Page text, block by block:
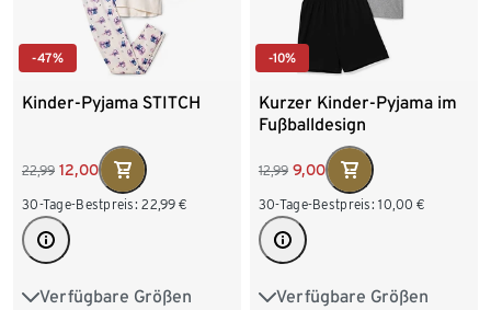
-47%
Kinder-Pyjama STITCH
22,99 12,00
30-Tage-Bestpreis: 22,99 €
Verfügbare Größen
122/128 134/140
-10%
Kurzer Kinder-Pyjama im
Fußballdesign
12,99 9,00
30-Tage-Bestpreis: 10,00 €
Verfügbare Größen
98/104 110/116